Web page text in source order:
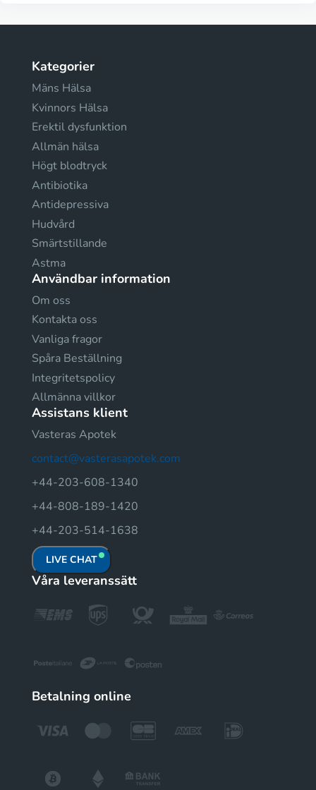
Kategorier
Mäns Hälsa
Kvinnors Hälsa
Erektil dysfunktion
Allmän hälsa
Högt blodtryck
Antibiotika
Antidepressiva
Hudvård
Smärtstillande
Astma
Användbar information
Om oss
Kontakta oss
Vanliga fragor
Spåra Beställning
Integritetspolicy
Allmänna villkor
Assistans klient
Vasteras Apotek
contact@vasterasapotek.com
+44-203-608-1340
+44-808-189-1420
+44-203-514-1638
LIVE CHAT
Våra leveranssätt
Betalning online